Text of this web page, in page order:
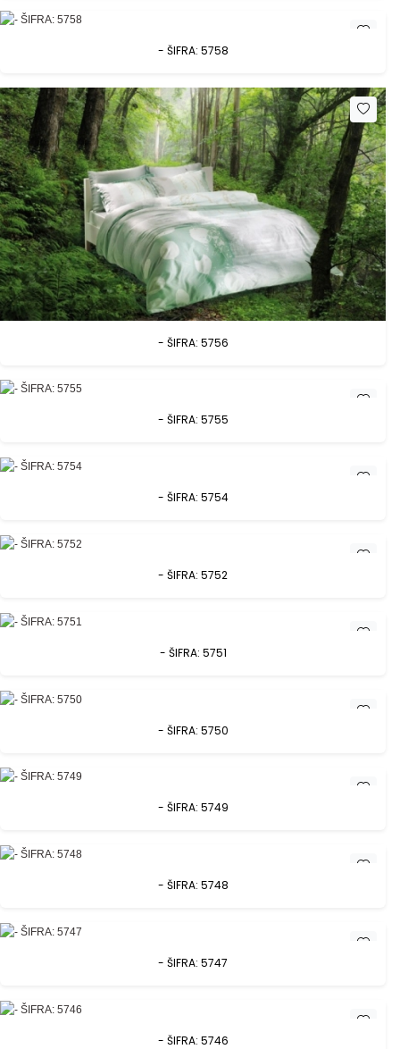
- ŠIFRA: 5758
- ŠIFRA: 5756
- ŠIFRA: 5755
- ŠIFRA: 5754
- ŠIFRA: 5752
- ŠIFRA: 5751
- ŠIFRA: 5750
- ŠIFRA: 5749
- ŠIFRA: 5748
- ŠIFRA: 5747
- ŠIFRA: 5746